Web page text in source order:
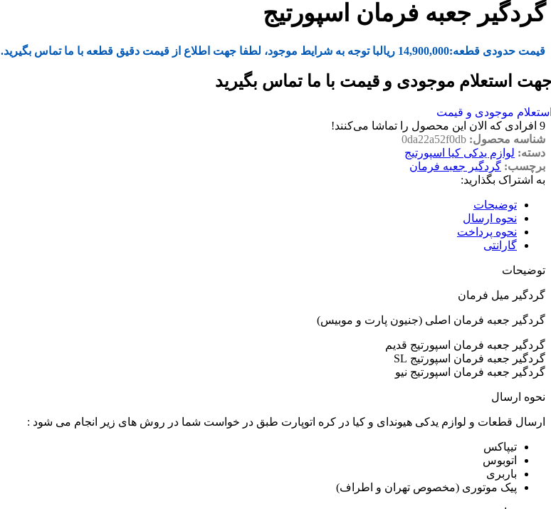
گردگیر جعبه فرمان اسپورتیج
قیمت حدودی قطعه:14,900,000 ریالبا توجه به شرایط موجود، لطفا جهت اطلاع از قیمت دقیق قطعه با ما تماس بگیرید.
استعلام موجودی و قیمت با ما تماس بگیرید
موجودی و قیمت
9 افرادی که الان این محصول را تماشا می‌کنند!
شناسه محصول: 0da22a52f0db
دسته: لوازم یدکی کیا اسپورتیج
برچسب: گردگیر جعبه فرمان
به اشتراک بگذارید:
توضیحات
نحوه ارسال
نحوه پرداخت
گارانتی
توضیحات
گردگیر میل فرمان
گردگیر جعبه فرمان اصلی (جنیون پارت و موبیس)
گردگیر جعبه فرمان اسپورتیج قدیم
گردگیر جعبه فرمان اسپورتیج SL
گردگیر جعبه فرمان اسپورتیج نیو
نحوه ارسال
ارسال قطعات و لوازم یدکی هیوندای و کیا در کره اتوپارت طبق در خواست شما در روش های زیر انجام می شود :
تیپاکس
اتوبوس
باربری
پیک موتوری (مخصوص تهران و اطراف)